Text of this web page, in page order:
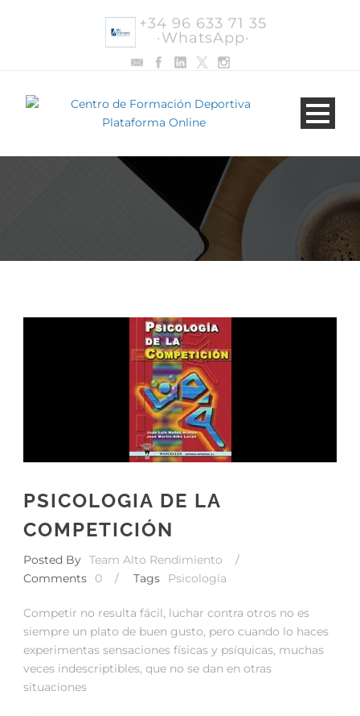
+34 96 633 71 35
·WhatsApp·
PSICOLOGIA DE LA
COMPETICIÓN
Posted By Team Alto Rendimiento
/
Comments
0 / Tags Psicología
Competir no resulta fácil, luchar contra otros no es
siempre un plato de buen gusto, pero cuando lo haces
experimentas sensaciones físicas y psíquicas, muchas
veces indescriptibles, que no se dan en otras
situaciones